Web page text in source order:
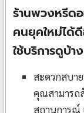
ร้านพวงหรีด
คนยุคใหม่ได้
ใช้บริการดูบ้าง
สะดวกสบา
คุณสามารถ
สถานการณ์